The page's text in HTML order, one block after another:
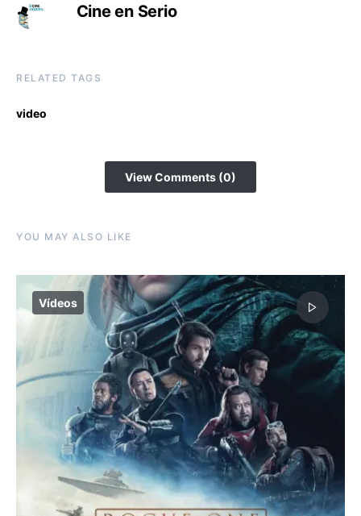
Cine en Serio
RELATED TAGS
video
View Comments (0)
YOU MAY ALSO LIKE
Vídeos